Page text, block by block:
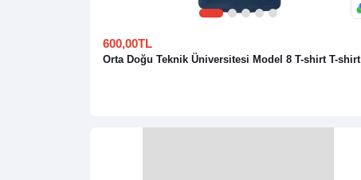
1 2 3 4 5
600,00TL
Orta Doğu Teknik Üniversitesi Model 8 T-shirt T-shirt